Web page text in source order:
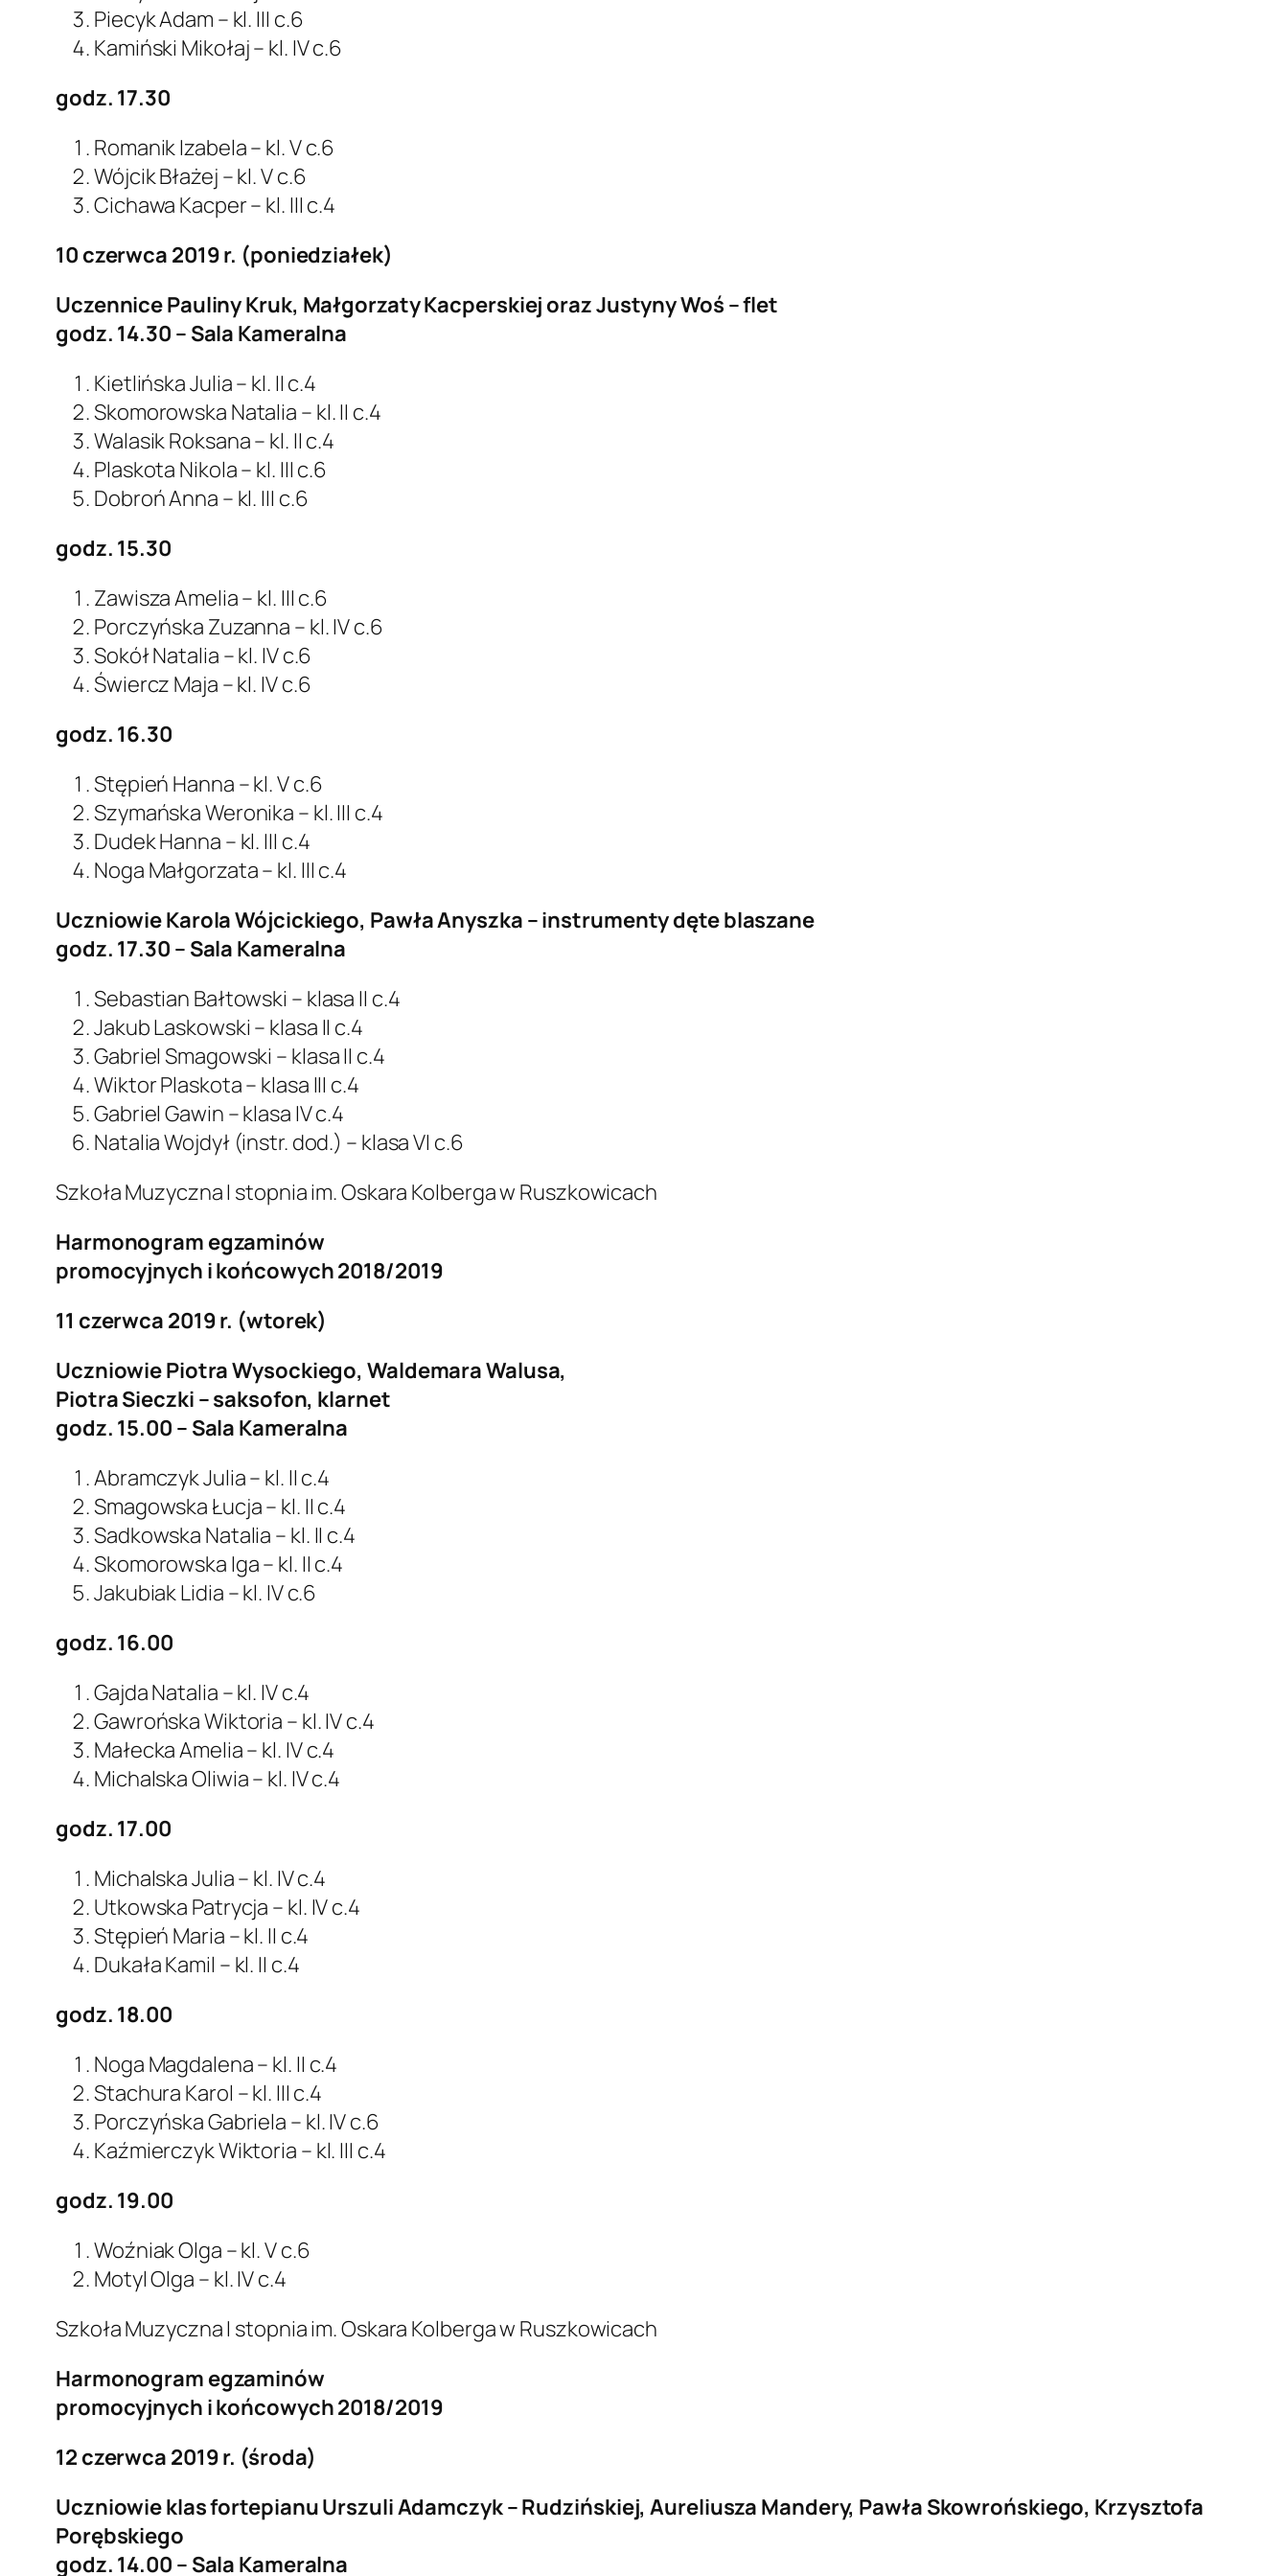
Piecyk Adam – kl. III c.6
Kamiński Mikołaj – kl. IV c.6
godz. 17.30
Romanik Izabela – kl. V c.6
Wójcik Błażej – kl. V c.6
Cichawa Kacper – kl. III c.4
10 czerwca 2019 r. (poniedziałek)
Uczennice Pauliny Kruk, Małgorzaty Kacperskiej oraz Justyny Woś – flet
godz. 14.30 – Sala Kameralna
Kietlińska Julia – kl. II c.4
Skomorowska Natalia – kl. II c.4
Walasik Roksana – kl. II c.4
Plaskota Nikola – kl. III c.6
Dobroń Anna – kl. III c.6
godz. 15.30
Zawisza Amelia – kl. III c.6
Porczyńska Zuzanna – kl. IV c.6
Sokół Natalia – kl. IV c.6
Świercz Maja – kl. IV c.6
godz. 16.30
Stępień Hanna – kl. V c.6
Szymańska Weronika – kl. III c.4
Dudek Hanna – kl. III c.4
Noga Małgorzata – kl. III c.4
Uczniowie Karola Wójcickiego, Pawła Anyszka – instrumenty dęte blaszane
godz. 17.30 – Sala Kameralna
Sebastian Bałtowski – klasa II c.4
Jakub Laskowski – klasa II c.4
Gabriel Smagowski – klasa II c.4
Wiktor Plaskota – klasa III c.4
Gabriel Gawin – klasa IV c.4
Natalia Wojdył (instr. dod.) – klasa VI c.6
Szkoła Muzyczna I stopnia im. Oskara Kolberga w Ruszkowicach
Harmonogram egzaminów
promocyjnych i końcowych 2018/2019
11 czerwca 2019 r. (wtorek)
Uczniowie Piotra Wysockiego, Waldemara Walusa,
Piotra Sieczki – saksofon, klarnet
godz. 15.00 – Sala Kameralna
Abramczyk Julia – kl. II c.4
Smagowska Łucja – kl. II c.4
Sadkowska Natalia – kl. II c.4
Skomorowska Iga – kl. II c.4
Jakubiak Lidia – kl. IV c.6
godz. 16.00
Gajda Natalia – kl. IV c.4
Gawrońska Wiktoria – kl. IV c.4
Małecka Amelia – kl. IV c.4
Michalska Oliwia – kl. IV c.4
godz. 17.00
Michalska Julia – kl. IV c.4
Utkowska Patrycja – kl. IV c.4
Stępień Maria – kl. II c.4
Dukała Kamil – kl. II c.4
godz. 18.00
Noga Magdalena – kl. II c.4
Stachura Karol – kl. III c.4
Porczyńska Gabriela – kl. IV c.6
Kaźmierczyk Wiktoria – kl. III c.4
godz. 19.00
Woźniak Olga – kl. V c.6
Motyl Olga – kl. IV c.4
Szkoła Muzyczna I stopnia im. Oskara Kolberga w Ruszkowicach
Harmonogram egzaminów
promocyjnych i końcowych 2018/2019
12 czerwca 2019 r. (środa)
Uczniowie klas fortepianu Urszuli Adamczyk – Rudzińskiej, Aureliusza Mandery, Pawła Skowrońskiego, Krzysztofa
Porębskiego
godz. 14.00 – Sala Kameralna